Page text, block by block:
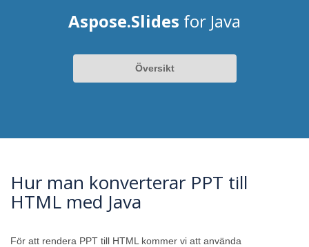
Aspose.Slides for Java
Översikt
Hur man konverterar PPT till
HTML med Java
För att rendera PPT till HTML kommer vi att använda